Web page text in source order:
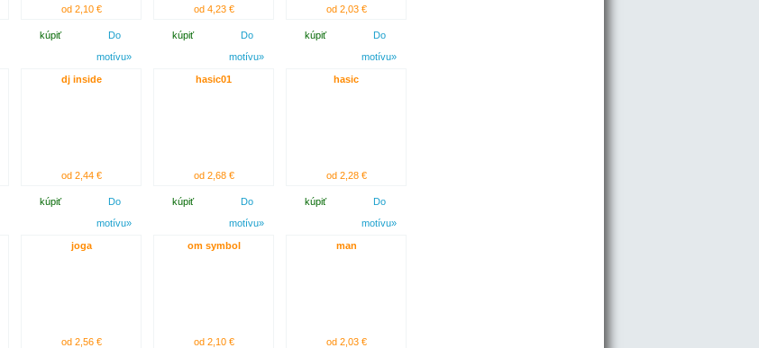
od 2,10 €
kúpiť
Do
motívu»
od 4,23 €
kúpiť
Do
motívu»
od 2,03 €
kúpiť
Do
motívu»
dj inside
od 2,44 €
kúpiť
Do
motívu»
hasic01
od 2,68 €
kúpiť
Do
motívu»
hasic
od 2,28 €
kúpiť
Do
motívu»
joga
od 2,56 €
om symbol
od 2,10 €
man
od 2,03 €